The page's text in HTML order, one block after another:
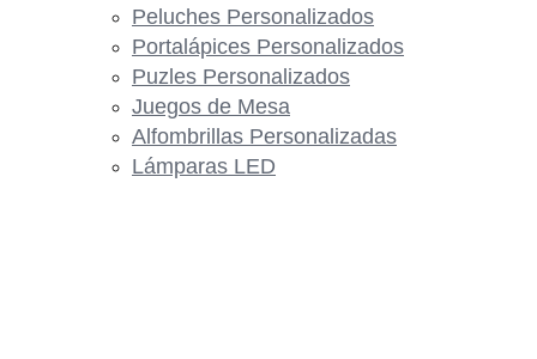
Peluches Personalizados
Portalápices Personalizados
Puzles Personalizados
Juegos de Mesa
Alfombrillas Personalizadas
Lámparas LED